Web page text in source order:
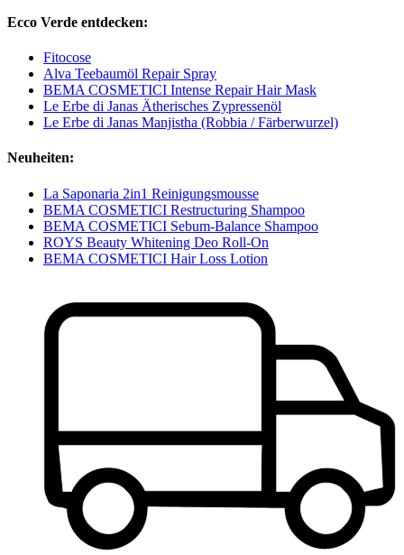
Ecco Verde entdecken:
Fitocose
Alva Teebaumöl Repair Spray
BEMA COSMETICI Intense Repair Hair Mask
Le Erbe di Janas Ätherisches Zypressenöl
Le Erbe di Janas Manjistha (Robbia / Färberwurzel)
Neuheiten:
La Saponaria 2in1 Reinigungsmousse
BEMA COSMETICI Restructuring Shampoo
BEMA COSMETICI Sebum-Balance Shampoo
ROYS Beauty Whitening Deo Roll-On
BEMA COSMETICI Hair Loss Lotion